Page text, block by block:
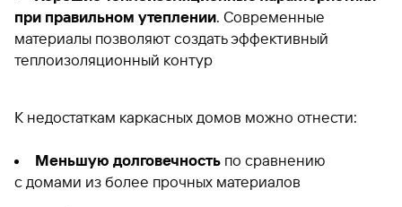
при правильном утеплении. Современные
материалы позволяют создать эффективный
теплоизоляционный контур
К недостаткам каркасных домов можно отнести:
Меньшую долговечность по сравнению
с домами из более прочных материалов